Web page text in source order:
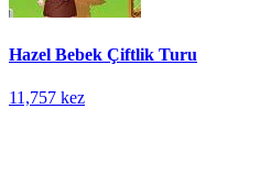
Hazel Bebek Çiftlik Turu
11,757 kez